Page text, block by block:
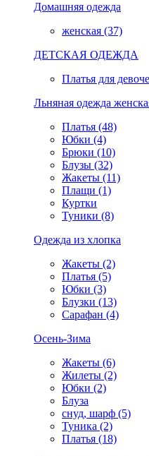
Домашняя одежда
женская (37)
ДЕТСКАЯ ОДЕЖДА
Платья для
Льняная одежда
Платья (48)
Юбки (4)
Брюки (10)
Блузы (32)
Жакеты (11)
Плащи (1)
Куртки
Туники (8)
Одежда из хлопка
Жакеты (2)
Платья (5)
Юбки (3)
Блузки (13)
Сарафан (4)
Осень-Зима
Жакеты (6)
Жилеты (2)
Юбки (2)
Блуза
снуд, шарф (5)
Туника (2)
Платья (18)